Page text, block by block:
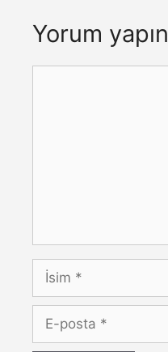
Yorum yapın
İsim
posta